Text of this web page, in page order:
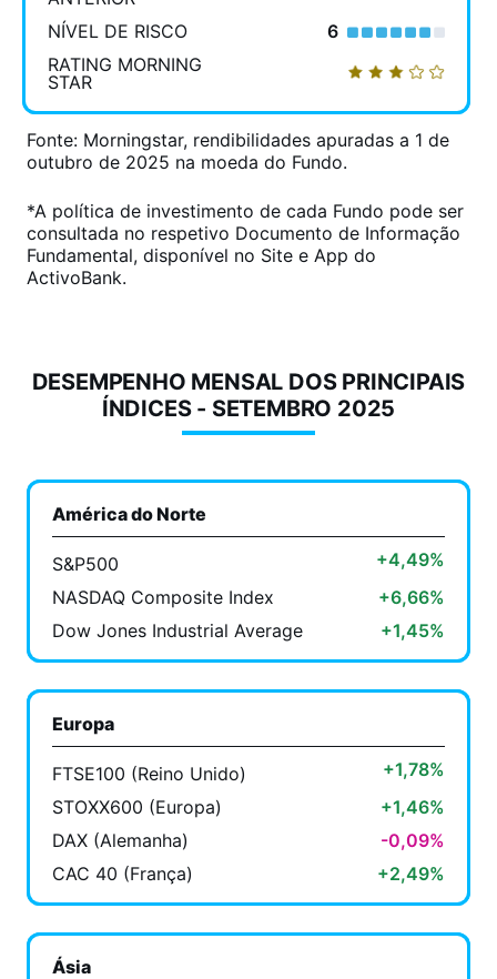
NÍVEL DE RISCO
6
RATING MORNING
STAR
Fonte: Morningstar, rendibilidades apuradas a 1 de
outubro de 2025 na moeda do Fundo.
*A política de investimento de cada Fundo pode ser
consultada no respetivo Documento de Informação
Fundamental, disponível no Site e App do
ActivoBank.
DESEMPENHO MENSAL DOS PRINCIPAIS
ÍNDICES - SETEMBRO 2025
América do Norte
S&P500
+4,49%
NASDAQ Composite Index
+6,66%
Dow Jones Industrial Average
+1,45%
Europa
FTSE100 (Reino Unido)
+1,78%
STOXX600 (Europa)
+1,46%
DAX (Alemanha)
-0,09%
CAC 40 (França)
+2,49%
Ásia